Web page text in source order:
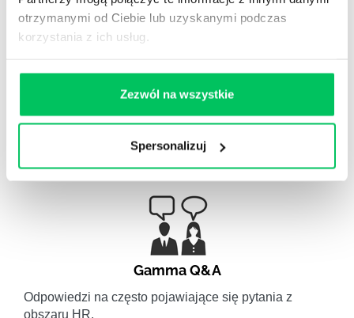
otrzymanymi od Ciebie lub uzyskanymi podczas
korzystania z ich usług.
Zezwól na wszystkie
Spersonalizuj
WikiGamma,Delegowanie,HR
Autorskie raporty, wartościowy know-how, pigułki
wiedzy.
Gamma Q&A
Odpowiedzi na często pojawiające się pytania z
obszaru HR.